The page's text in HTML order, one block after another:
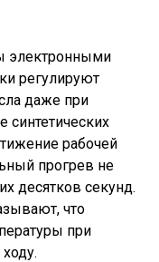
регулируют
даже при
синтетических
рабочей
прогрев не
десятков секунд.
что
при